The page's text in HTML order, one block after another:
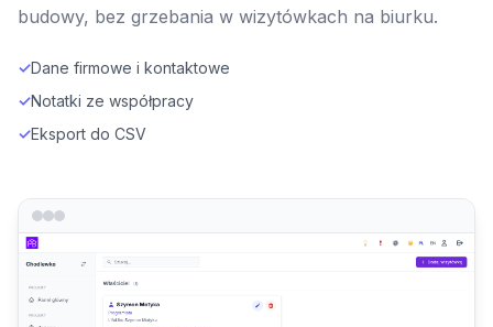
budowy, bez grzebania w wizytówkach na biurku.
✓Dane firmowe i kontaktowe
✓Notatki ze współpracy
✓Eksport do CSV